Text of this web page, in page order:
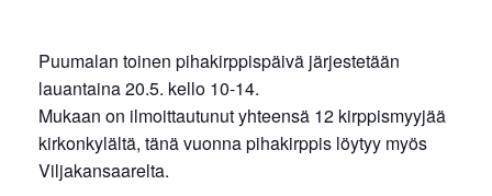
Puumalan toinen pihakirppispäivä järjestetään
lauantaina 20.5. kello 10-14.
Mukaan on ilmoittautunut yhteensä 12 kirppismyyjää
kirkonkylältä, tänä vuonna pihakirppis löytyy myös
Viljakansaarelta.